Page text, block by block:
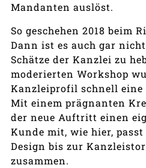
Mandanten auslöst.
So geschehen 2018 beim
Dann ist es auch gar
Schätze der Kanzlei zu
moderierten Workshop
Kanzleiprofil schnell eine
Mit einem prägnanten
der neue Auftritt einen
Kunde mit, wie hier, passt
Design bis zur
zusammen.